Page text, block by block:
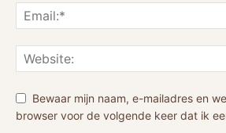
Bewaar mijn naam, e-mailadres en
browser voor de volgende keer dat ik